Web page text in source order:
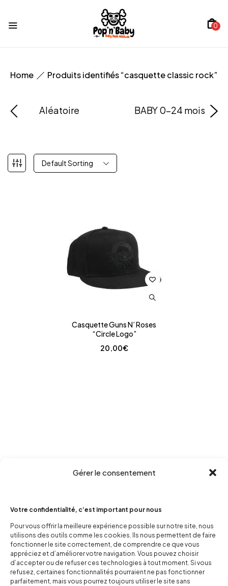
Gérer le consentement
Votre confidentialité, c’est important pour nous
Pour vous offrir la meilleure expérience possible sur notre site, nous
utilisons des outils comme les cookies. Ils nous permettent de faire
fonctionner le site correctement, de comprendre ce que vous
appréciez et d’améliorer votre navigation. Vous pouvez choisir
d’accepter ou de refuser ces technologies à tout moment. Si vous
refusez, certaines fonctionnalités pourraient ne pas fonctionner
parfaitement, mais vous pourrez toujours utiliser le site sans
0
Home Produits identifiés “casquette classic rock”
Aléatoire BABY 0-24 mois
Default Sorting
Casquette Guns N’ Roses
“Circle Logo”
20,00€
contact@popnbaby.com
+33 01 64 62 14 89
Follow us